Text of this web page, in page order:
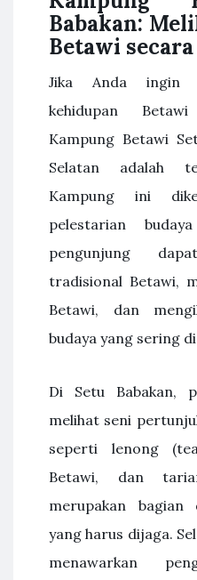
Babakan:
Betawi
Jika Anda ingin
kehidupan
Kampung Betawi
Selatan adalah
Kampung ini
pelestarian
pengunjung
tradisional Betawi,
Betawi, dan
budaya yang sering
Di Setu Babakan,
melihat seni
seperti lenong
Betawi, dan
merupakan bagian
yang harus dijaga.
menawarkan